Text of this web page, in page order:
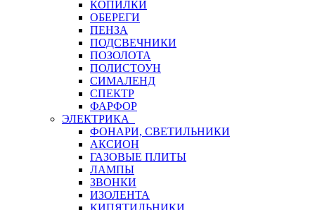
КОПИЛКИ
ОБЕРЕГИ
ПЕНЗА
ПОДСВЕЧНИКИ
ПОЗОЛОТА
ПОЛИСТОУН
СИМАЛЕНД
СПЕКТР
ФАРФОР
ЭЛЕКТРИКА
ФОНАРИ, СВЕТИЛЬНИКИ
АКСИОН
ГАЗОВЫЕ ПЛИТЫ
ЛАМПЫ
ЗВОНКИ
ИЗОЛЕНТА
КИПЯТИЛЬНИКИ